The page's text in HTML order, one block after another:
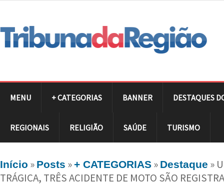
MENU + CATEGORIAS BANNER DESTAQUES
REGIONAIS RELIGIÃO SAÚDE TURISMO
Início » Posts »+ CATEGORIAS » Destaque »
TRÁGICA, TRÊS ACIDENTE DE MOTO SÃO